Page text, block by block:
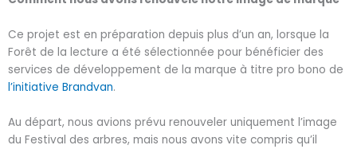
Ce projet est en préparation depuis plus d’un an, lorsque la
Forêt de la lecture a été sélectionnée pour bénéficier des
services de développement de la marque à titre pro bono de
l’initiative Brandvan.
Au départ, nous avions prévu renouveler uniquement l’image
du Festival des arbres, mais nous avons vite compris qu’il